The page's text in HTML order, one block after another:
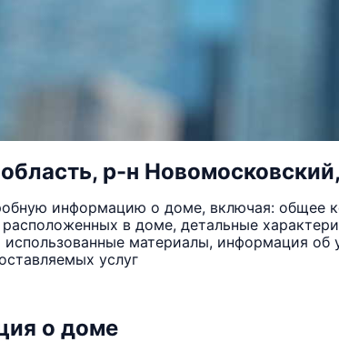
р-н
информацию о доме, включая: общее
в доме, детальные
использованные материалы, информация
услуг
о доме